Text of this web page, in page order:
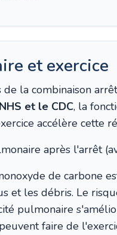
et exercice
la combinaison
NHS et le CDC, la
accélère cette
après l'arrêt
de carbone
et les débris. Le
pulmonaire
faire de